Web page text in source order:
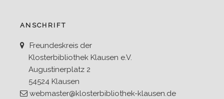
ANSCHRIFT
Freundeskreis der
Klosterbibliothek Klausen e.V.
Augustinerplatz 2
54524 Klausen
webmaster@klosterbibliothek-klausen.de